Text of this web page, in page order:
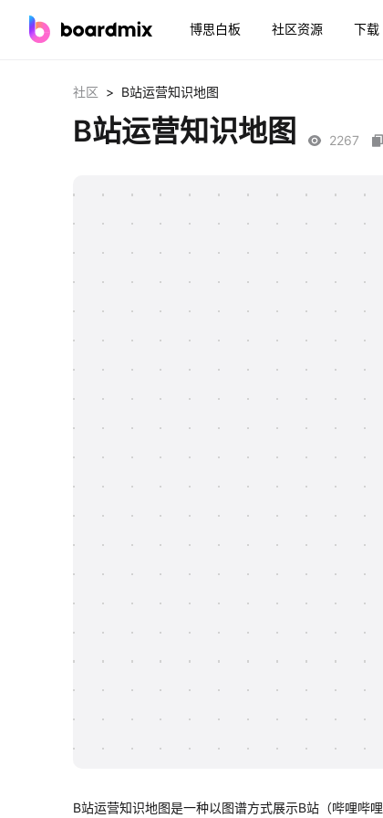
博思白板 社区资源 下载
社区 > B站运营知识地图
B站运营知识地图 2267
B站运营知识地图是一种以图谱方式展示B站（哔哩哔